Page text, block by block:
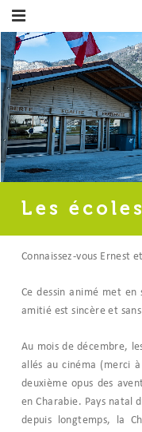
Les écoles
Connaissez-vous Ernest
Ce dessin animé met
amitié est sincère et
Au mois de décembre,
allés au cinéma (merci à
deuxième opus des
en Charabie. Pays natal
depuis longtemps, la